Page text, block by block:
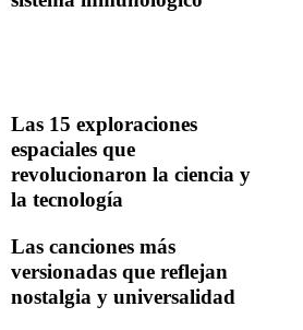
Las 15 exploraciones
espaciales que
revolucionaron la ciencia y
la tecnología
Las canciones más
versionadas que reflejan
nostalgia y universalidad